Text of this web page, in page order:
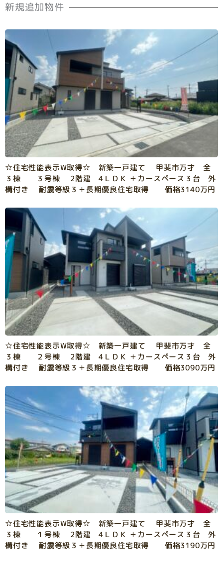
新規追加物件
☆住宅性能表示W取得☆ 新築一戸建て 甲斐市万才 全
３棟 ３号棟 2階建 4ＬＤＫ ＋カースペース３台 外
構付き 耐震等級３＋長期優良住宅取得 価格3140万円
☆住宅性能表示W取得☆ 新築一戸建て 甲斐市万才 全
３棟 ２号棟 2階建 4ＬＤＫ ＋カースペース３台 外
構付き 耐震等級３＋長期優良住宅取得 価格3090万円
☆住宅性能表示W取得☆ 新築一戸建て 甲斐市万才 全
３棟 １号棟 2階建 4ＬＤＫ ＋カースペース３台 外
構付き 耐震等級３＋長期優良住宅取得 価格3190万円